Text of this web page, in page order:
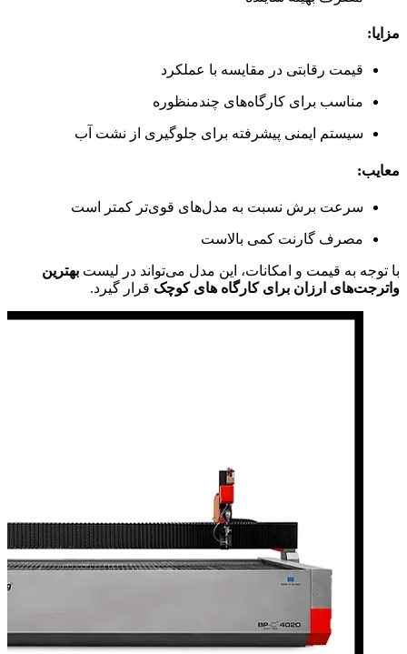
مزایا:
قیمت رقابتی در مقایسه با عملکرد
مناسب برای کارگاه‌های چندمنظوره
سیستم ایمنی پیشرفته برای جلوگیری از نشت آب
معایب:
سرعت برش نسبت به مدل‌های قوی‌تر کمتر است
مصرف گارنت کمی بالاست
با توجه به قیمت و امکانات، این مدل می‌تواند در لیست بهترین
واترجت‌های ارزان برای کارگاه‌ های کوچک قرار گیرد.